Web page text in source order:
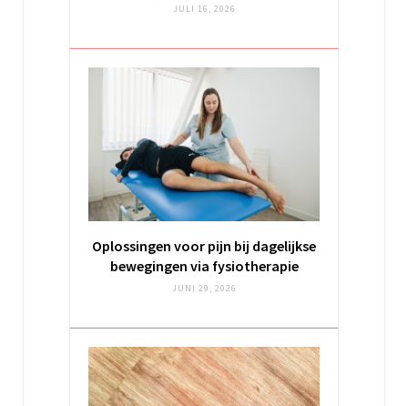
JULI 16, 2026
Oplossingen voor pijn bij dagelijkse
bewegingen via fysiotherapie
JUNI 29, 2026